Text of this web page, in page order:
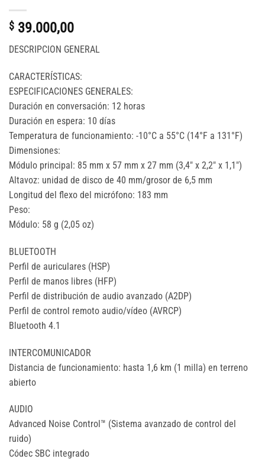
$ 39.000,00
DESCRIPCION GENERAL
CARACTERÍSTICAS:
ESPECIFICACIONES GENERALES:
Duración en conversación: 12 horas
Duración en espera: 10 días
Temperatura de funcionamiento: -10°C a 55°C (14°F a 131°F)
Dimensiones:
Módulo principal: 85 mm x 57 mm x 27 mm (3,4″ x 2,2″ x 1,1″)
Altavoz: unidad de disco de 40 mm/grosor de 6,5 mm
Longitud del flexo del micrófono: 183 mm
Peso:
Módulo: 58 g (2,05 oz)
BLUETOOTH
Perfil de auriculares (HSP)
Perfil de manos libres (HFP)
Perfil de distribución de audio avanzado (A2DP)
Perfil de control remoto audio/vídeo (AVRCP)
Bluetooth 4.1
INTERCOMUNICADOR
Distancia de funcionamiento: hasta 1,6 km (1 milla) en terreno
abierto
AUDIO
Advanced Noise Control™ (Sistema avanzado de control del
ruido)
Códec SBC integrado